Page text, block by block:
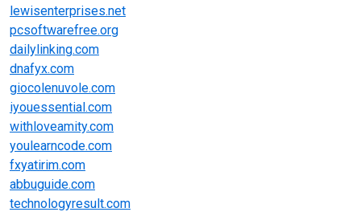
lewisenterprises.net
pcsoftwarefree.org
dailylinking.com
dnafyx.com
giocolenuvole.com
iyouessential.com
withloveamity.com
youlearncode.com
fxyatirim.com
abbuguide.com
technologyresult.com